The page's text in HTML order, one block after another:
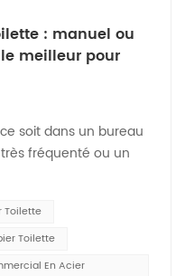
: manuel ou
meilleur pour
soit dans un bureau
fréquenté ou un
papier. Distributeurs
en papier, et les
de toilettes sont tous
l'hygiène, la
Toilette
Toilette
En Acier